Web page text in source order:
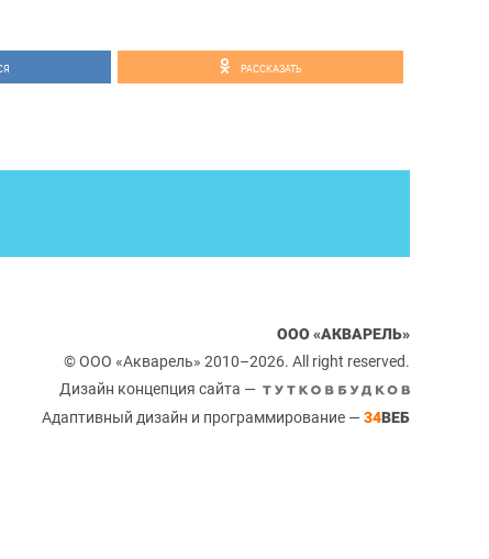
РАССКАЗАТЬ
ООО «АКВАРЕЛЬ»
© ООО «Акварель» 2010–2026. All right reserved.
Дизайн концепция сайта —
Адаптивный дизайн и программирование — 34ВЕБ